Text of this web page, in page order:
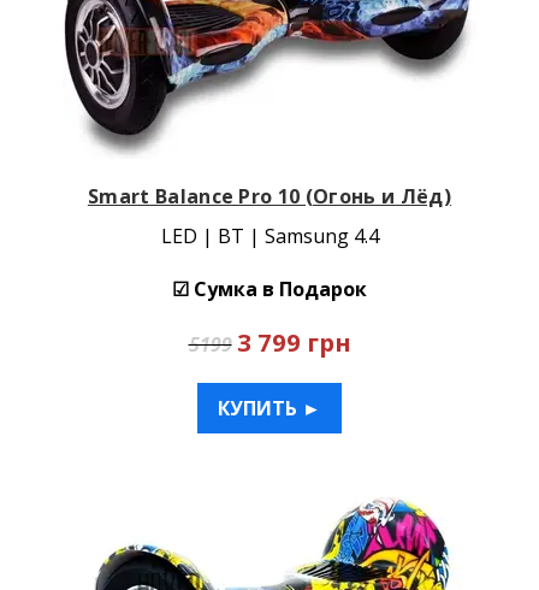
Smart Balance Pro 10 (Огонь и Лёд)
LED | BT | Samsung 4.4
☑ Сумка в Подарок
5199 3 799 грн
КУПИТЬ ►